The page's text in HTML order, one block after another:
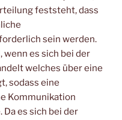
feststeht, dass
sein werden.
wenn es sich bei der
welches über eine
sodass eine
Kommunikation
es sich bei der